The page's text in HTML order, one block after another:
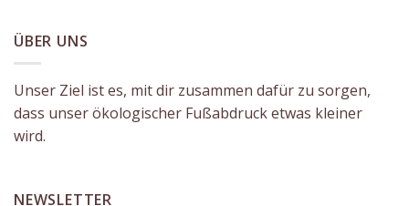
ÜBER UNS
Unser Ziel ist es, mit dir zusammen dafür zu sorgen,
dass unser ökologischer Fußabdruck etwas kleiner
wird.
NEWSLETTER